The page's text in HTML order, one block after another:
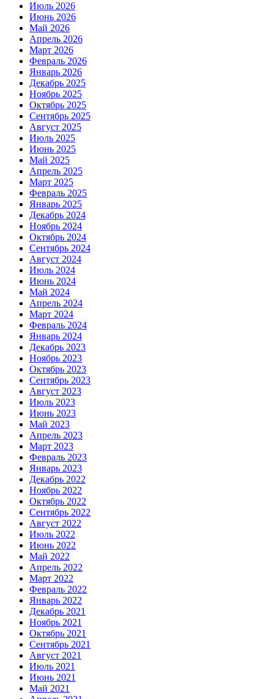
Июль 2026
Июнь 2026
Май 2026
Апрель 2026
Март 2026
Февраль 2026
Январь 2026
Декабрь 2025
Ноябрь 2025
Октябрь 2025
Сентябрь 2025
Август 2025
Июль 2025
Июнь 2025
Май 2025
Апрель 2025
Март 2025
Февраль 2025
Январь 2025
Декабрь 2024
Ноябрь 2024
Октябрь 2024
Сентябрь 2024
Август 2024
Июль 2024
Июнь 2024
Май 2024
Апрель 2024
Март 2024
Февраль 2024
Январь 2024
Декабрь 2023
Ноябрь 2023
Октябрь 2023
Сентябрь 2023
Август 2023
Июль 2023
Июнь 2023
Май 2023
Апрель 2023
Март 2023
Февраль 2023
Январь 2023
Декабрь 2022
Ноябрь 2022
Октябрь 2022
Сентябрь 2022
Август 2022
Июль 2022
Июнь 2022
Май 2022
Апрель 2022
Март 2022
Февраль 2022
Январь 2022
Декабрь 2021
Ноябрь 2021
Октябрь 2021
Сентябрь 2021
Август 2021
Июль 2021
Июнь 2021
Май 2021